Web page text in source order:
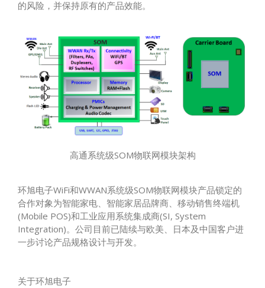
的风险，并保持原有的产品效能。
高通系统级SOM物联网模块架构
环旭电子WiFi和WWAN系统级SOM物联网模块产品锁定的
合作对象为智能家电、智能家居品牌商、移动销售终端机
(Mobile POS)和工业应用系统集成商(SI, System
Integration)。公司目前已陆续与欧美、日本及中国客户进
一步讨论产品规格设计与开发。
关于环旭电子